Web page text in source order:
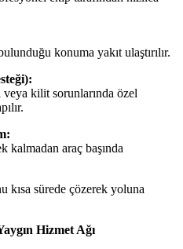
konuma yakıt ulaştırılır.
veya kilit sorunlarında özel
kalmadan araç başında
kısa sürede çözerek yoluna
Hizmet Ağı